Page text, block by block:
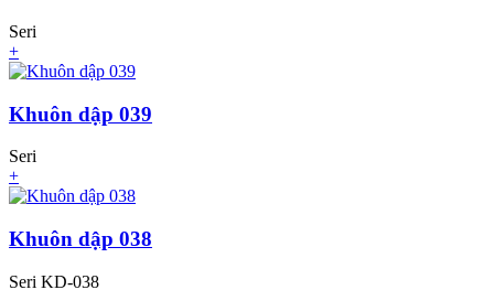
Seri
+
Khuôn dập 039
Seri
+
Khuôn dập 038
Seri KD-038